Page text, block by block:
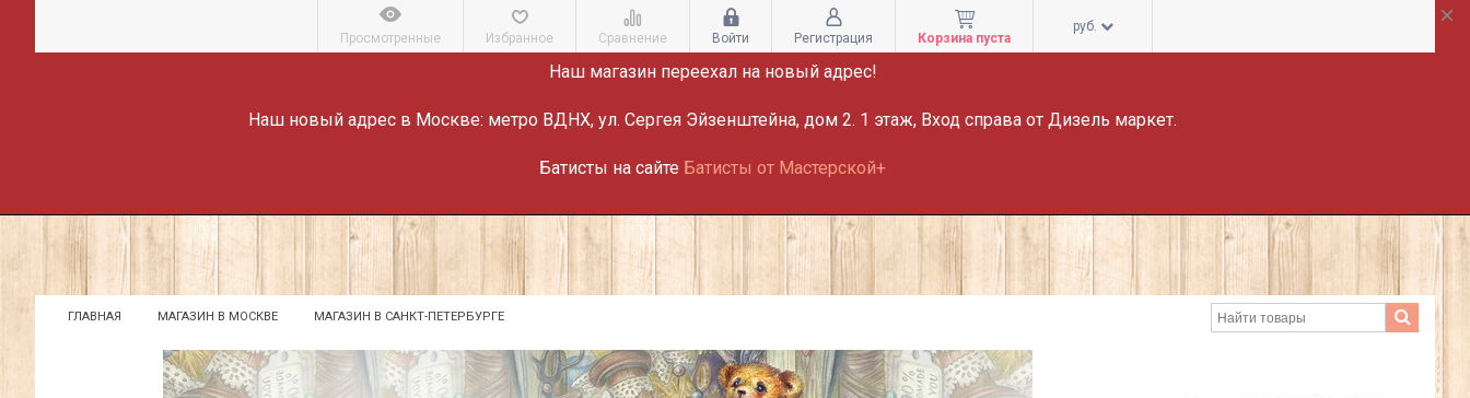
ВНИМАНИЕ!
Наш магазин переехал на новый адрес!
Наш новый адрес в Москве: метро ВДНХ, ул. Сергея Эйзенштейна, дом 2. 1 этаж, Вход справа от Дизель маркет.
Батисты на сайте Батисты от Мастерской+
Просмотренные Избранное Сравнение Войти Регистрация Корзина пуста
руб.
ГЛАВНАЯ МАГАЗИН В МОСКВЕ МАГАЗИН В САНКТ-ПЕТЕРБУРГЕ